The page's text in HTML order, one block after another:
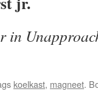
in
koelkast, magneet.